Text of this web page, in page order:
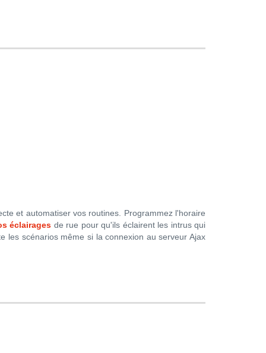
et automatiser vos routines. Programmez l'horaire
éclairages de rue pour qu'ils éclairent les intrus qui
les scénarios même si la connexion au serveur Ajax